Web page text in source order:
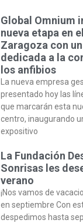
Global Omnium
nueva etapa en
Zaragoza con
dedicada a la
los anfibios
La nueva empresa
presentado hoy las
que marcarán esta
centro, inaugurando
expositivo
La Fundación
Sonrisas les
verano
¡Nos vamos de
en septiembre Con
despedimos hasta